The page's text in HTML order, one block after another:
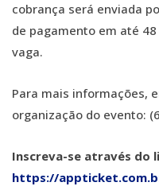
cobrança será enviada
de pagamento em até
vaga.
Para mais informações,
organização do evento:
Inscreva-se através do
https://